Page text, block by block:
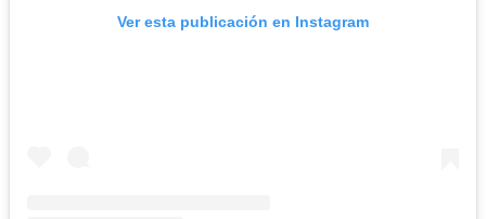
Ver esta publicación en Instagram